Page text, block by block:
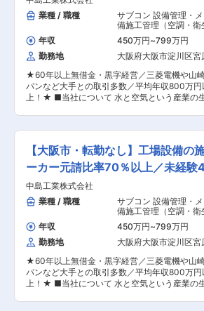
グと勤務通知システムが連動。サービス残業は
切なく、PC強制終了ソフトを導入しています
・残業削減：「竹中新生産システム」と称し
き方改革に向けた各種取組を行っています。4D
シミュレーションを活用した施工計画・BIM活
用・現地工数削減のオフサイト化の推進・ロボ
トや建設機械など最先端技術の活用にて現場
作業工数の削減に取り組んでいます。 ■転勤発生
時のフォロー制度 自宅から離れた場所で勤務す
在手当（3.6万／月※別居を選した場合） ・帰
手当（赴任先〜自宅迄の旅費×3回×1.2に相当
のご事情により、転勤免除制度が適用できま
（例：お子様が中学生に上がる迄、2人目以降
適用可） 変更の範囲：会社の定める業務
ります。また、ネットバンキングやキャッシ
ス化が進む現在、銀行の店舗も従来型から変容
し、じっくり相談できるサロン風の内装が増え
など時代に応じた設計を、お客様のニーズやご
案を合わせたあなたならではの設計を行うこと
できます。 ■当社の強み： 案件の100%が元請け
としての立場で受注できておりますので、顧
の提案から携われたり、企画・構想段階からご
談を頂くこともございます。また、銀行系の
コンの為、案件・業績は安定しており、給与
ています。定着率も高く、平均勤続年数も10
上の働きやすさが自慢です。 ■配属先情報： 設
備部 ◎当社では幅広く設計に関われるポジシ
がございます。そのためご自身のご希望やご経
に応じて業務をお任せしたいと考えております
変更の範囲：当社業務全般
業種 / 職種
サブコン 設備管理・
備施工管理（空調・衛
衛生設備
年収 450万円~799万円
勤務地
大阪府大阪市淀川区宮
★60年以上無借金・黒字経営／三菱電機や山
パンなど大手との取引多数／平均年収800万円
上！★ ■当社について 水と空気という産業の
に、食品（日清食品/明治）、電気（三菱電機
半導体（TSMC/東京エレクトロン）など日本を
表する大手メーカー様から直接の工事のご依
ただき、最初から最後までプロジェクトの中
立ち、「どうつくるか」「どう動かし続ける
を考え、大手工場の「水・空気・電気」の設備
計、工程管理、メンテナンスを一気通貫でサ
スを提供しております！ ■お任せすること 既存
顧客に対して給排水設備・空調設備の新築・改
修・メンテナンスなどの案件を企画から施工管
まで一貫して担当していただきます！ 「お客様
直接やり取りしながら提案し最後まで関わりた
い」「元請企業でより大きな裁量を持ちたい
へおすすめです！ 《具体的には…》 担当してる既
存顧客に対して、ヒアリング(納期・希望設備
算などのニーズを聞き提案)⇒設計⇒積算⇒施
【大阪市・転勤なし】工場設備の
ーカー元請比率70％以上／未経験
円
中島工業株式会社
業種 / 職種
サブコン 設備管理・
備施工管理（空調・衛
衛生設備
年収 450万円~799万円
勤務地
大阪府大阪市淀川区宮
★60年以上無借金・黒字経営／三菱電機や山
パンなど大手との取引多数／平均年収800万円
上！★ ■当社について 水と空気という産業の